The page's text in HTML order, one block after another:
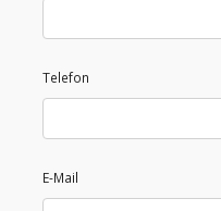
Telefon
E-Mail